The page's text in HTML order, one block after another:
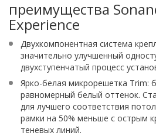
преимущества
Experience
Двухкомпонентная система
значительно улучшенный
двухступенчатый процесс
Ярко-белая микрорешетка Trim:
равномерный белый оттенок.
для лучшего соответствия
рамки на 50% меньше с острым
теневых линий.